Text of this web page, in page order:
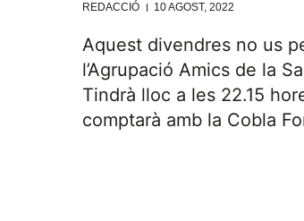
REDACCIÓ 10 AGOST, 2022
Aquest divendres no us
l’Agrupació Amics de la
Tindrà lloc a les 22.15
comptarà amb la Cobla